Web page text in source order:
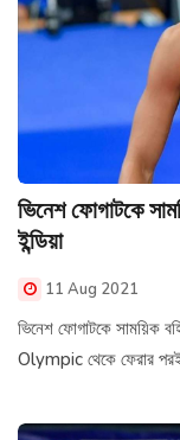
ভিনেশ ফোগাটকে
ইন্ডিয়া
11 Aug 2021
ভিনেশ ফোগাটকে সাময়িক
Olympic থেকে ফেরার